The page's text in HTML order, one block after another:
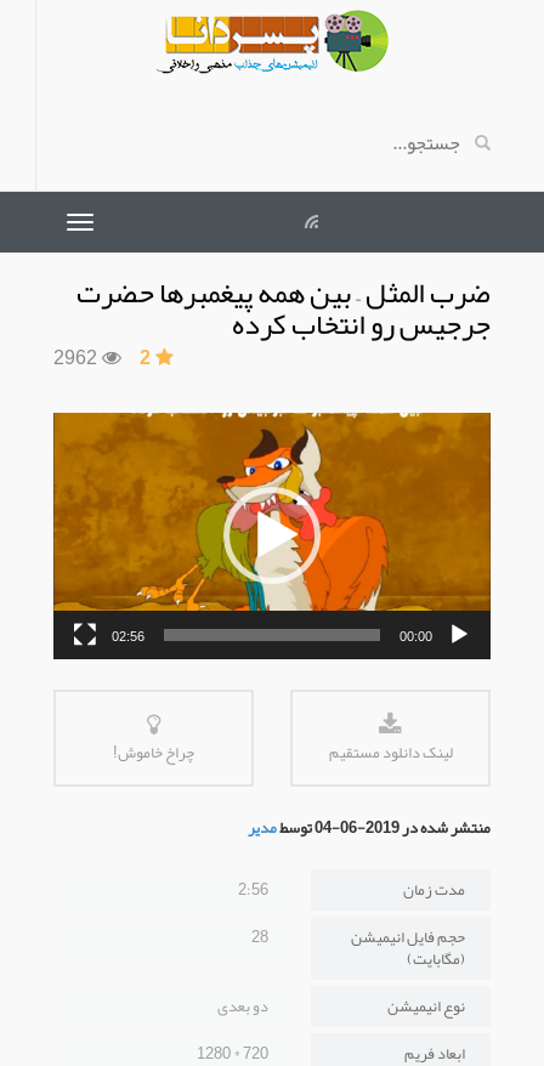
ضرب المثل – بین همه پیغمبرها حضرت
جرجیس رو انتخاب کرده
2962 2
نمایشگر
00:00
02:56
لینک دانلود مستقیم چراخ خاموش!
منتشر شده در 2019-06-04 توسط
مدیر
مدت زمان
2:56
حجم فایل انیمیشن
(مگابایت)
28
نوع انیمیشن
دو بعدی
ابعاد فریم
720 * 1280